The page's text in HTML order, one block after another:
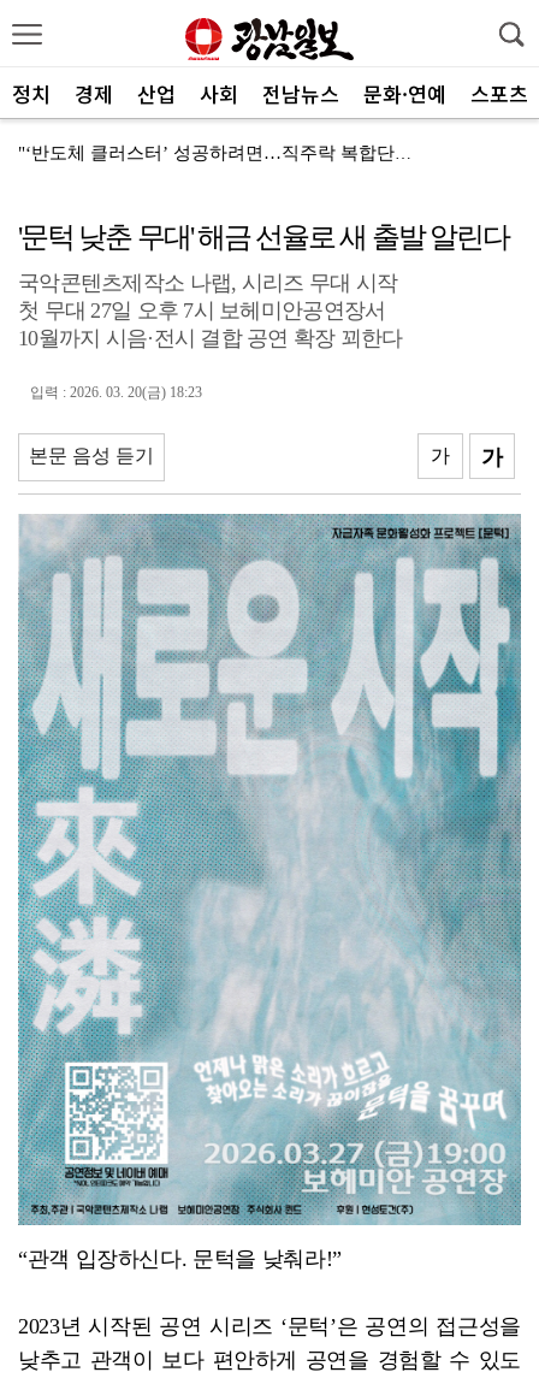
정치 경제 산업 사회 전남뉴스 문화·연예 스포츠
"‘반도체 클러스터’ 성공하려면…직주락 복합단지 구축"
반도체 산단 속도…광주 민간공항 무안이전도 빨라질 듯
"광주 5개 자치구 기능·권한 확대해야 불균형 해소"
폭염에 멈춘 무안공항 참사 재수색 10일 재개
[사설]강진 병영면 ‘도시재생 성공모델’된 이유
[강소기업을 키우자] 궁전제과
'문턱 낮춘 무대' 해금 선율로 새 출발 알린다
국악콘텐츠제작소 나랩, 시리즈 무대 시작
첫 무대 27일 오후 7시 보헤미안공연장서
10월까지 시음·전시 결합 공연 확장 꾀한다
입력 : 2026. 03. 20(금) 18:23
본문 음성 듣기 가
가
“관객 입장하신다. 문턱을 낮춰라!”
2023년 시작된 공연 시리즈 ‘문턱’은 공연의 접근성을
낮추고 관객이 보다 편안하게 공연을 경험할 수 있도